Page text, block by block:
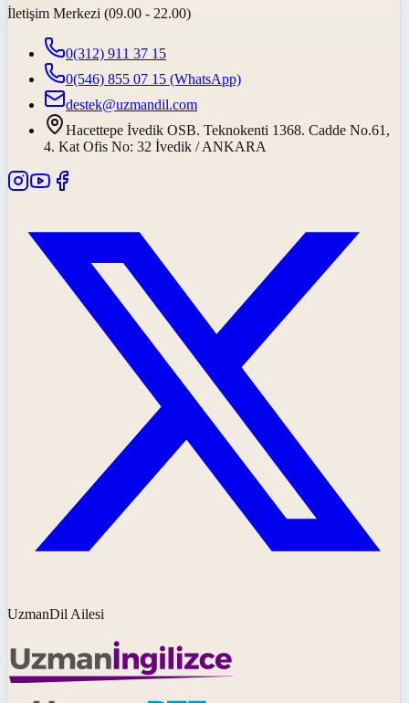
İletişim Merkezi (09.00 - 22.00)
0(312) 911 37 15
0(546) 855 07 15 (WhatsApp)
destek@uzmandil.com
Hacettepe İvedik OSB. Teknokenti 1368. Cadde No.61,
4. Kat Ofis No: 32 İvedik / ANKARA
UzmanDil Ailesi